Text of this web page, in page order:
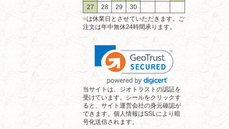
27
28 29
30
■は休業日とさせていただきます。ご
注文は年中無休24時間承ります。
当サイトは、ジオトラストの認証を
受けています。シールをクリックす
ると、サイト運営会社の身元確認が
できます。個人情報はSSLにより暗
号化送信されます。